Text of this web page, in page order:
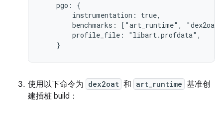
    pgo: {
        instrumentation: true,
benchmarks: ["art_runtime",
        profile_file: "libart.profdata",
    }
使用以下命令为 dex2oat 和 art_runtime 基准创
建插桩 build：